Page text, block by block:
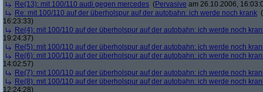
Re(13): mit 100/110 audi gegen mercedes (Pervasive am 26.10.2006,
Re: mit 100/110 auf der überholspur auf der autobahn: ich werde noch krank (
16:23:33)
Re(4): mit 100/110 auf der überholspur auf der autobahn: ich werde noch
19:24:37)
Re(5): mit 100/110 auf der überholspur auf der autobahn: ich werde noch
Re(6): mit 100/110 auf der überholspur auf der autobahn: ich werde noch
14:02:57)
Re(7): mit 100/110 auf der überholspur auf der autobahn: ich werde noch
Re(8): mit 100/110 auf der überholspur auf der autobahn: ich werde noch
12:24:28)